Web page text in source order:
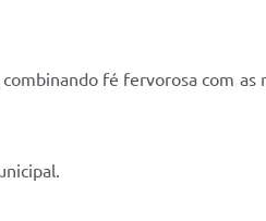
fé fervorosa com as